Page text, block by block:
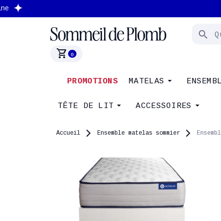
search
shopping_cart 0
PROMOTIONS MATELAS
TÊTE DE LIT ACCESSOIRES
Accueil Ensemble matelas sommier